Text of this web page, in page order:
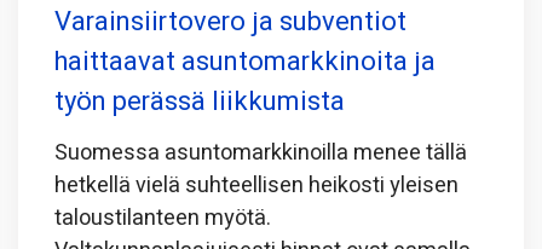
Varainsiirtovero ja subventiot
haittaavat asuntomarkkinoita ja
työn perässä liikkumista
Suomessa asuntomarkkinoilla menee tällä
hetkellä vielä suhteellisen heikosti yleisen
taloustilanteen myötä.